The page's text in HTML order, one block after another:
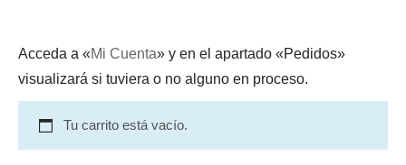
Acceda a «Mi Cuenta» y en el apartado «Pedidos»
visualizará si tuviera o no alguno en proceso.
Tu carrito está vacío.